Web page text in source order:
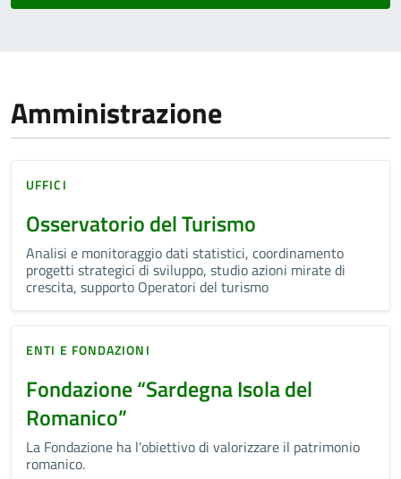
Amministrazione
UFFICI
Osservatorio del Turismo
Analisi e monitoraggio dati statistici, coordinamento
progetti strategici di sviluppo, studio azioni mirate di
crescita, supporto Operatori del turismo
ENTI E FONDAZIONI
Fondazione “Sardegna Isola del
Romanico”
La Fondazione ha l'obiettivo di valorizzare il patrimonio
romanico.